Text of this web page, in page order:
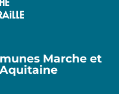
Marche et